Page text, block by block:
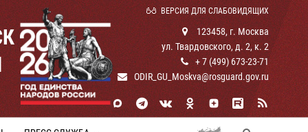
ВЕРСИЯ ДЛЯ СЛАБОВИДЯЩИХ
123458, г. Москва
ул. Твардовского, д. 2, к. 2
+ 7 (499) 673-23-71
ODIR_GU_Moskva@rosguard.gov.ru